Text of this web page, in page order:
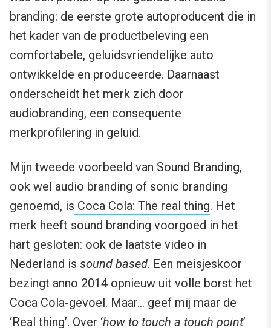
branding: de eerste grote autoproducent die in
het kader van de productbeleving een
comfortabele, geluidsvriendelijke auto
ontwikkelde en produceerde. Daarnaast
onderscheidt het merk zich door
audiobranding, een consequente
merkprofilering in geluid.
Mijn tweede voorbeeld van Sound Branding,
ook wel audio branding of sonic branding
genoemd, is Coca Cola: The real thing. Het
merk heeft sound branding voorgoed in het
hart gesloten: ook de laatste video in
Nederland is sound based. Een meisjeskoor
bezingt anno 2014 opnieuw uit volle borst het
Coca Cola-gevoel. Maar… geef mij maar de
‘Real thing’. Over ‘how to touch a touch point’